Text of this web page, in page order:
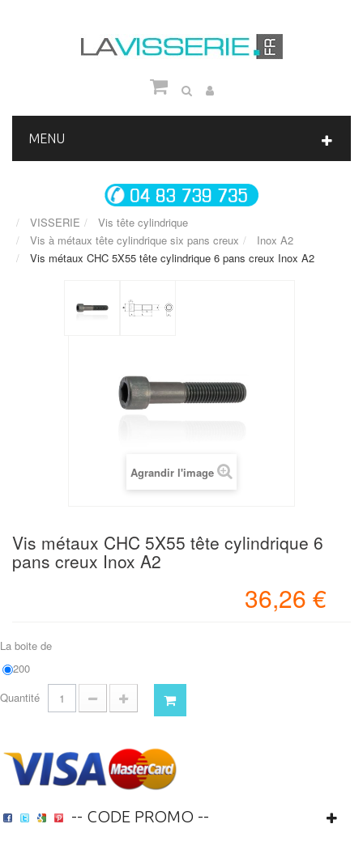
MENU
VISSERIE
Vis tête cylindrique
Vis à métaux tête cylindrique six pans creux
Inox A2
Vis métaux CHC 5X55 tête cylindrique 6 pans creux Inox A2
Agrandir l'image
Vis métaux CHC 5X55 tête cylindrique 6
pans creux Inox A2
36,26 €
La boite de
200
Quantité
-- CODE PROMO --